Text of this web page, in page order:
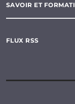
SAVOIR ET
FLUX RSS